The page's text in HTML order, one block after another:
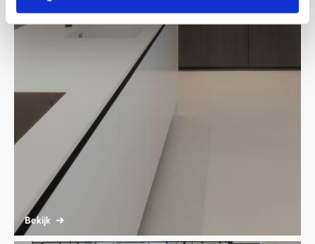
Bekijk